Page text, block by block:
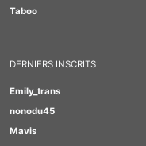
Taboo
DERNIERS INSCRITS
Emily_trans
nonodu45
Mavis